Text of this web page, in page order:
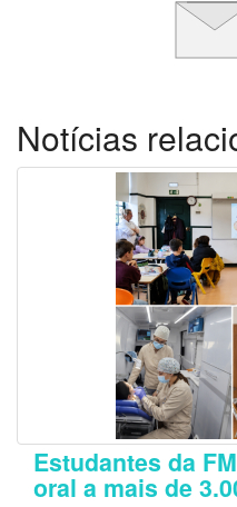
Notícias
Estudantes da
oral a mais de